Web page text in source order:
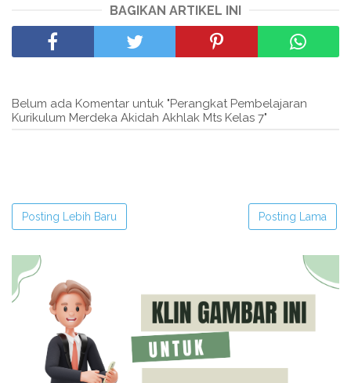
BAGIKAN ARTIKEL INI
Belum ada Komentar untuk "Perangkat Pembelajaran
Kurikulum Merdeka Akidah Akhlak Mts Kelas 7"
Posting Lebih Baru Posting Lama